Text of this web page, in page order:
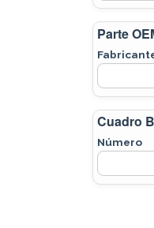
Parte
Cuadro
Número